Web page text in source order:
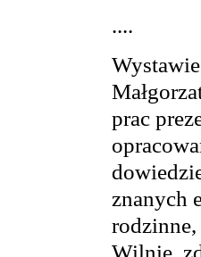
....
prac
znanych